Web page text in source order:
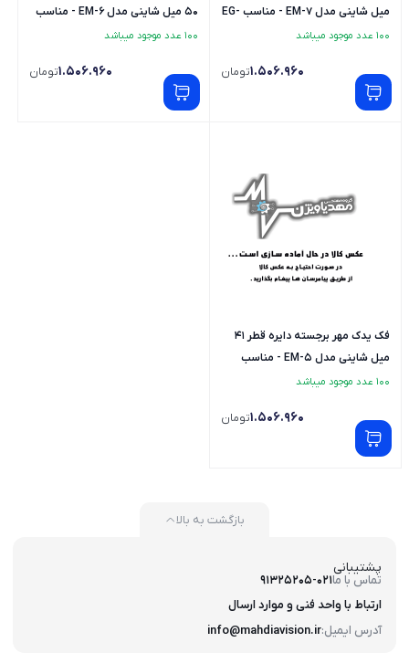
میل شاینی مدل EM-7 - مناسب EG-
ED-ES-EM
100 عدد موجود میباشد
1.506.960تومان
50 میل شاینی مدل EM-6 - مناسب
EG-ED-ES-EM
100 عدد موجود میباشد
1.506.960تومان
فک یدک مهر برجسته دایره قطر 41
میل شاینی مدل EM-5 - مناسب
EG-ED-ES-EM
100 عدد موجود میباشد
1.506.960تومان
پشتیبانی
تماس با ما91325205-021
آدرس ایمیل:info@mahdiavision.ir
ارتباط با واحد فنی و موارد ارسال
بازگشت به بالا